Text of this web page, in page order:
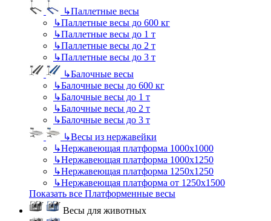
↳Паллетные весы
↳Паллетные весы до 600 кг
↳Паллетные весы до 1 т
↳Паллетные весы до 2 т
↳Паллетные весы до 3 т
↳Балочные весы
↳Балочные весы до 600 кг
↳Балочные весы до 1 т
↳Балочные весы до 2 т
↳Балочные весы до 3 т
↳Весы из нержавейки
↳Нержавеющая платформа 1000х1000
↳Нержавеющая платформа 1000х1250
↳Нержавеющая платформа 1250х1250
↳Нержавеющая платформа от 1250х1500
Показать все Платформенные весы
Весы для животных